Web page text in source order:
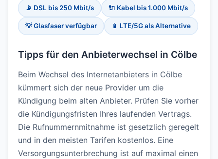
📡 DSL bis 250 Mbit/s 🔌 Kabel bis 1.000 Mbit/s
💡 Glasfaser verfügbar 📱 LTE/5G als Alternative
Tipps für den Anbieterwechsel in Cölbe
Beim Wechsel des Internetanbieters in Cölbe
kümmert sich der neue Provider um die
Kündigung beim alten Anbieter. Prüfen Sie vorher
die Kündigungsfristen Ihres laufenden Vertrags.
Die Rufnummernmitnahme ist gesetzlich geregelt
und in den meisten Tarifen kostenlos. Eine
Versorgungsunterbrechung ist auf maximal einen